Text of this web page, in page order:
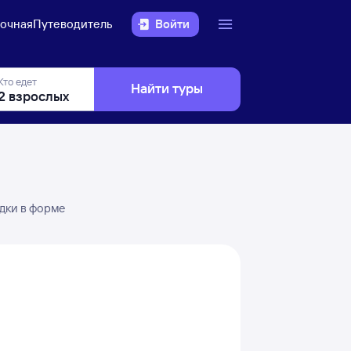
Путеводитель Войти
едет Найти туры
в форме